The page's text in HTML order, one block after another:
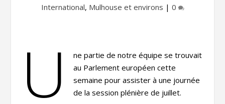
International, Mulhouse et environs | 0
U
ne partie de notre équipe se trouvait
au Parlement européen cette
semaine pour assister à une journée
de la session plénière de juillet.